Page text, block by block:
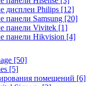
дисплеи Philips [12]
панели Samsung [20]
панели Vivitek [1]
панели Hikvision [4]
[50]
[5]
помещений [6]